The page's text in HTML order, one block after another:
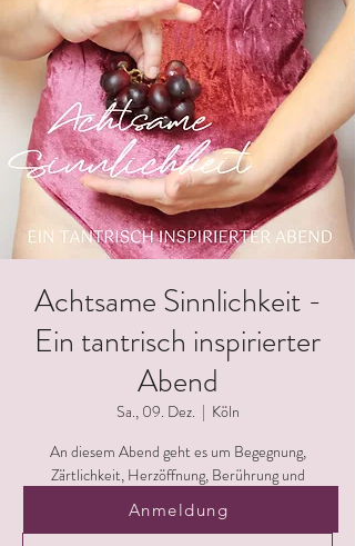
Achtsame Sinnlichkeit -
Ein tantrisch inspirierter
Abend
Sa., 09. Dez.
  |
Köln
An diesem Abend geht es um Begegnung,
Zärtlichkeit, Herzöffnung, Berührung und
Verbindung.
Anmeldung